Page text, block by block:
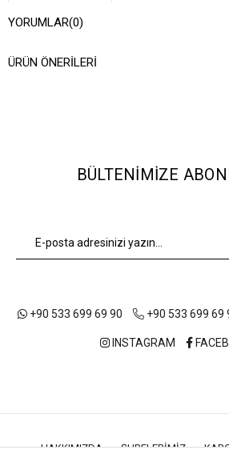
YORUMLAR(0)
ÜRÜN ÖNERILERI
BÜLTENIMIZE
+90 533 699 69 90 +90 533 699 69
INSTAGRAM
HAKKIMIZDA ŞUBELERIMIZ